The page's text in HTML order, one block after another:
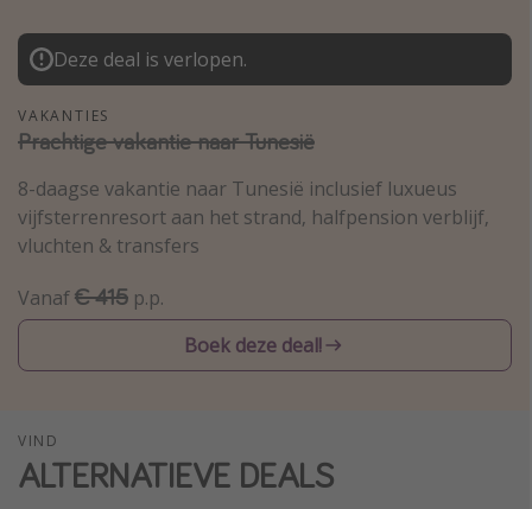
Thailand
Sardinie
Malta
Madeira
Egypte
Bali
Type vakantie
Overzicht
Weekendje weg
Vroegboeker
Groepsreizen
Deze deal is verlopen.
VAKANTIES
Prachtige vakantie naar Tunesië
8-daagse vakantie naar Tunesië inclusief luxueus
vijfsterrenresort aan het strand, halfpension verblijf,
vluchten & transfers
Vanaf€ 415 p.p.
Boek deze deal!
VIND
ALTERNATIEVE DEALS